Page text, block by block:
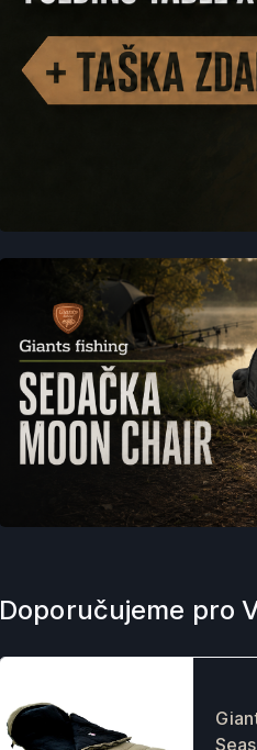
Doporučujeme pro